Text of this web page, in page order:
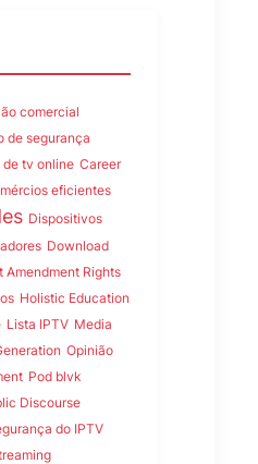
comercial
de segurança
de tv online Career
eficientes
Dispositivos
Download
Amendment Rights
Holistic Education
Lista IPTV Media
Opinião
Pod blvk
Discourse
do IPTV